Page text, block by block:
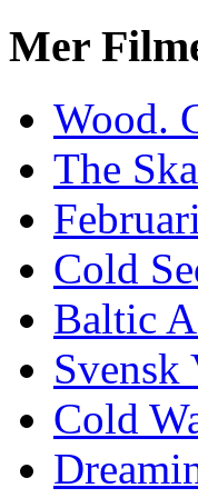
Mer
Wood.
The
Cold
Baltic
Svensk
Cold